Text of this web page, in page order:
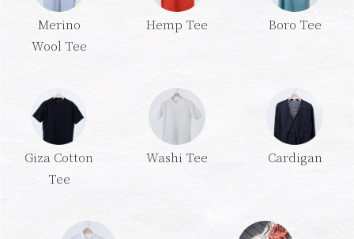
Merino
Wool Tee
Hemp Tee Boro Tee
Giza Cotton
Tee
Washi Tee Cardigan